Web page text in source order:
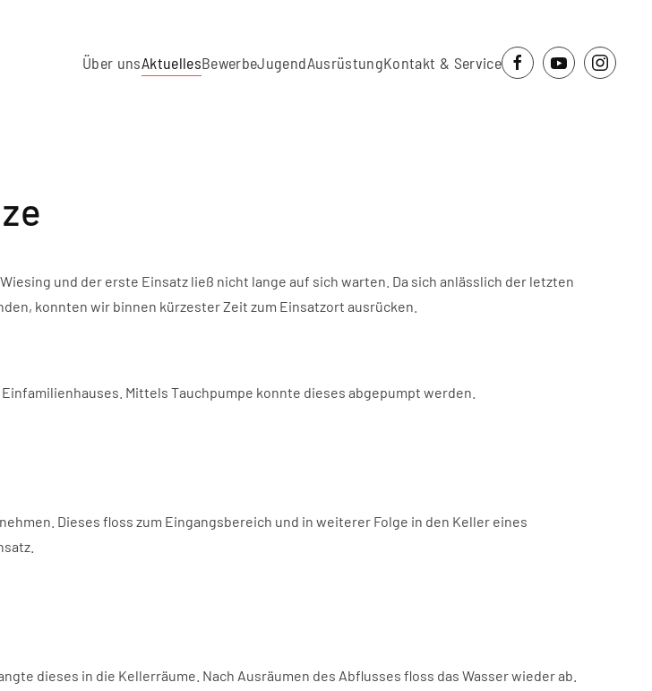
Über unsAktuellesBewerbeJugendAusrüstungKontakt & Service
und der erste Einsatz ließ nicht lange auf sich warten. Da sich anlässlich der letzten
konnten wir binnen kürzester Zeit zum Einsatzort ausrücken.
Mittels Tauchpumpe konnte dieses abgepumpt werden.
Dieses floss zum Eingangsbereich und in weiterer Folge in den Keller eines
dieses in die Kellerräume. Nach Ausräumen des Abflusses floss das Wasser wieder ab.